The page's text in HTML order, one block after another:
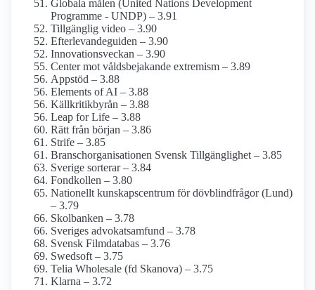
Globala målen (United Nations Development
Programme - UNDP) – 3.91
Tillgänglig video – 3.90
Efterlevande­guiden – 3.90
Innovationsveckan – 3.90
Center mot våldsbejakande extremism – 3.89
Appstöd – 3.88
Elements of AI – 3.88
Källkritikbyrån – 3.88
Leap for Life – 3.88
Rätt från början – 3.86
Strife – 3.85
Branschorganisationen Svensk Tillgänglighet – 3.85
Sverige sorterar – 3.84
Fondkollen – 3.80
Nationellt kunskapsc­entrum för dövblind­frågor (Lund)
– 3.79
Skolbanken – 3.78
Sveriges advokat­samfund – 3.78
Svensk Film­databas – 3.76
Swedsoft – 3.75
Telia Wholesale (fd Skanova) – 3.75
Klarna – 3.72